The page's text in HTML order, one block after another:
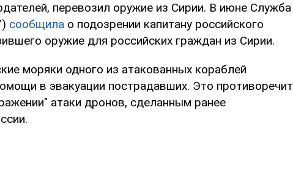
перевозил оружие из Сирии. В июне Служба
сообщила о подозрении капитану российского
оружие для российских граждан из Сирии.
моряки одного из атакованных кораблей
в эвакуации пострадавших. Это противоречит
атаки дронов, сделанным ранее